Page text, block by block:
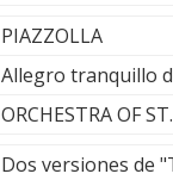
PIAZZOLLA
Allegro tranquillo
ORCHESTRA OF
Dos versiones de